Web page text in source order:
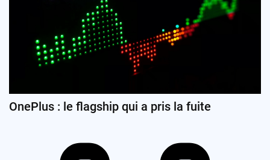
OnePlus : le flagship qui a pris la fuite